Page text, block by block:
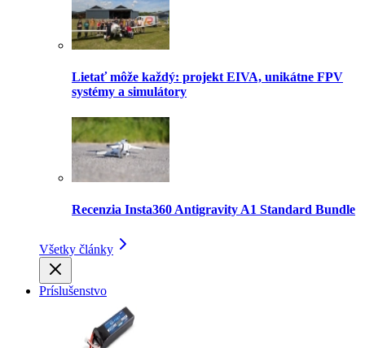
Lietať môže každý: projekt EIVA, unikátne FPV
systémy a simulátory
Recenzia Insta360 Antigravity A1 Standard Bundle
Všetky články
Príslušenstvo